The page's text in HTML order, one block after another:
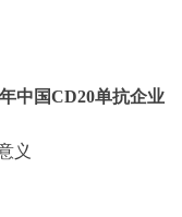
年中国CD20单抗企业
义